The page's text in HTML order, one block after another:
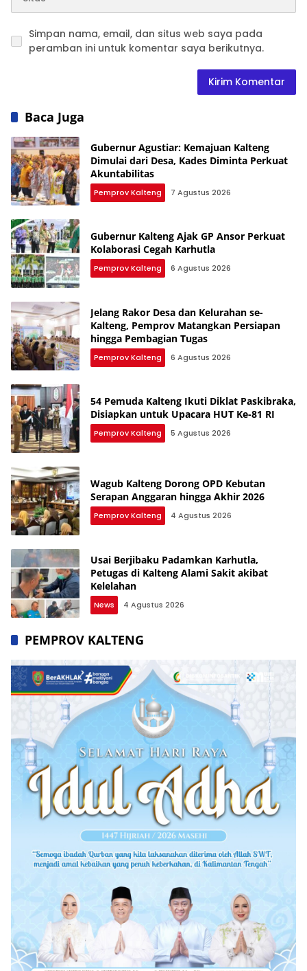
Simpan nama, email, dan situs web saya pada
peramban ini untuk komentar saya berikutnya.
Baca Juga
Gubernur Agustiar: Kemajuan Kalteng
Dimulai dari Desa, Kades Diminta Perkuat
Akuntabilitas
Pemprov Kalteng 7 Agustus 2026
Gubernur Kalteng Ajak GP Ansor Perkuat
Kolaborasi Cegah Karhutla
Pemprov Kalteng 6 Agustus 2026
Jelang Rakor Desa dan Kelurahan se-
Kalteng, Pemprov Matangkan Persiapan
hingga Pembagian Tugas
Pemprov Kalteng 6 Agustus 2026
54 Pemuda Kalteng Ikuti Diklat Paskibraka,
Disiapkan untuk Upacara HUT Ke-81 RI
Pemprov Kalteng 5 Agustus 2026
Wagub Kalteng Dorong OPD Kebutan
Serapan Anggaran hingga Akhir 2026
Pemprov Kalteng 4 Agustus 2026
Usai Berjibaku Padamkan Karhutla,
Petugas di Kalteng Alami Sakit akibat
Kelelahan
News 4 Agustus 2026
PEMPROV KALTENG